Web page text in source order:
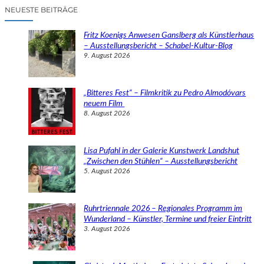
NEUESTE BEITRÄGE
Fritz Koenigs Anwesen Ganslberg als Künstlerhaus
– Ausstellungsbericht – Schabel-Kultur-Blog
9. August 2026
„Bitteres Fest“ – Filmkritik zu Pedro Almodóvars
neuem Film
8. August 2026
Lisa Pufahl in der Galerie Kunstwerk Landshut
„Zwischen den Stühlen“ – Ausstellungsbericht
5. August 2026
Ruhrtriennale 2026 – Regionales Programm im
Wunderland – Künstler, Termine und freier Eintritt
3. August 2026